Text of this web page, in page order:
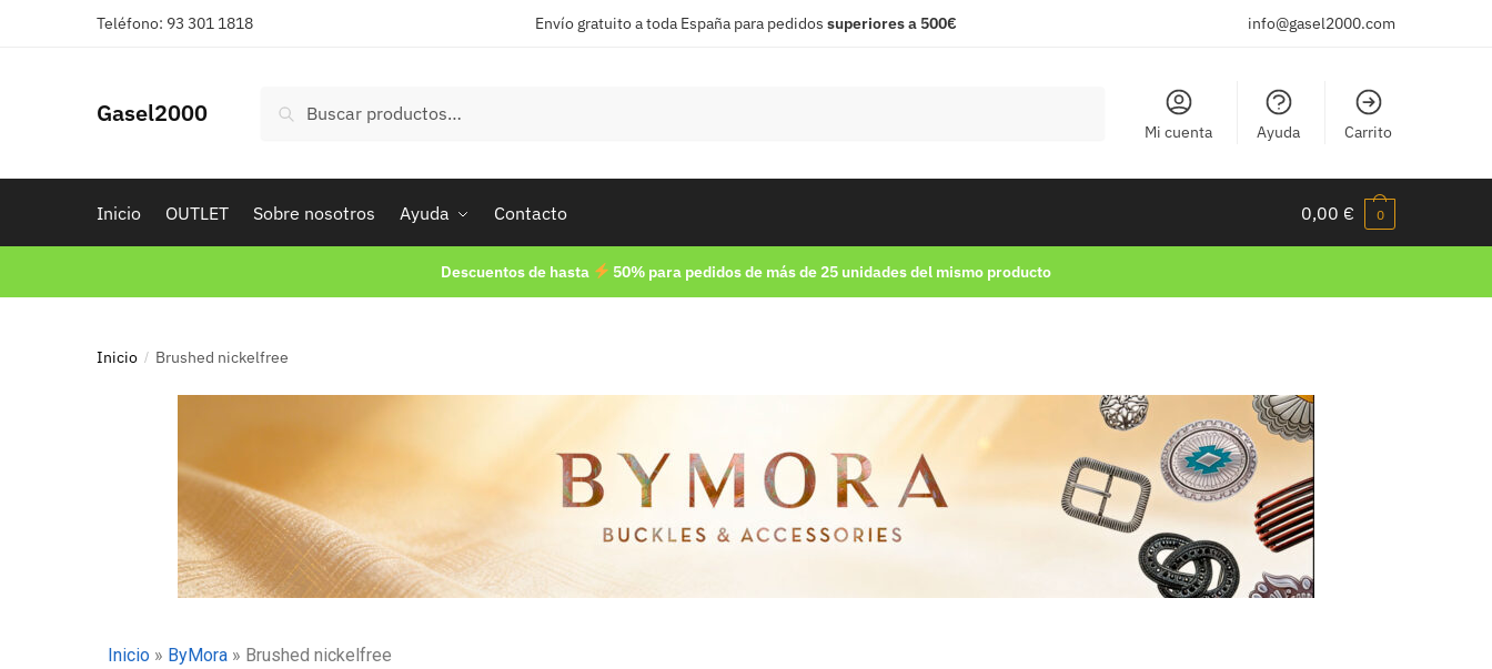
Teléfono: 93 301 1818 Envío gratuito a toda España para pedidos superiores a 500€ info@gasel2000.com
Gasel2000 Buscar
Mi cuenta Ayuda Carrito
Inicio OUTLET Sobre nosotros Ayuda Contacto 0,00 € 0
Descuentos de hasta 50% para pedidos de más de 25 unidades del mismo producto
Inicio / Brushed nickelfree
Inicio » ByMora » Brushed nickelfree